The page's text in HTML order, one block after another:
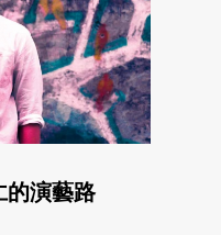
的演藝路